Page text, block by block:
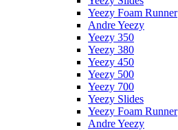
Yeezy Foam Runner
Andre Yeezy
Yeezy 350
Yeezy 380
Yeezy 450
Yeezy 500
Yeezy 700
Yeezy Slides
Yeezy Foam Runner
Andre Yeezy